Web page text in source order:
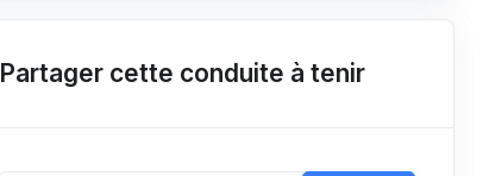
Partager cette conduite à tenir